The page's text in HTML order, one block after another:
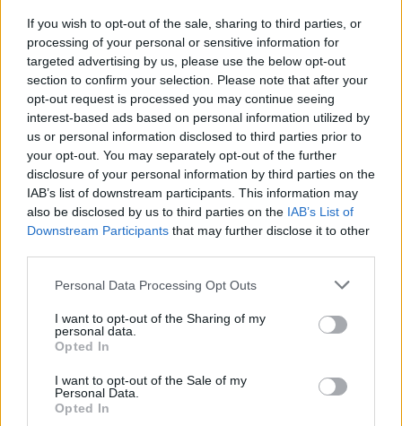
If you wish to opt-out of the sale, sharing to third parties, or
processing of your personal or sensitive information for
targeted advertising by us, please use the below opt-out
section to confirm your selection. Please note that after your
opt-out request is processed you may continue seeing
interest-based ads based on personal information utilized by
us or personal information disclosed to third parties prior to
your opt-out. You may separately opt-out of the further
disclosure of your personal information by third parties on the
IAB’s list of downstream participants. This information may
also be disclosed by us to third parties on the IAB’s List of
Downstream Participants that may further disclose it to other
Personal Data Processing Opt Outs
I want to opt-out of the Sharing of my
personal data.
Opted In
I want to opt-out of the Sale of my
Personal Data.
Opted In
Ακολουθήστε το E-Radio.gr στο Google News
και μάθετε πρώτοιτα πιο hot νέα.
Για ακόμη περισσότερα νέα , μπείτε στην ροή
ειδήσεωντου E-Daily.gr